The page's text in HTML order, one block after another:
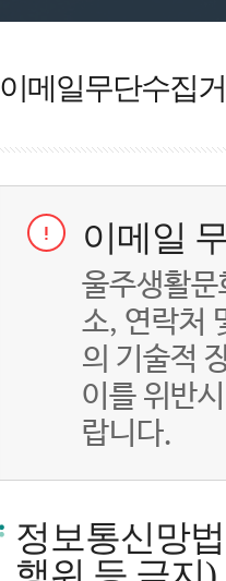
이메일무단수집
이메일
울주생활
소, 연락처
의 기술적
이를 위반
랍니다.
정보통신망